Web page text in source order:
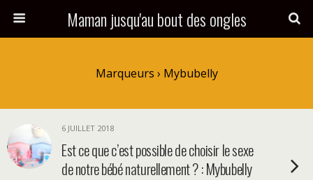
Maman jusqu'au bout des ongles
Marqueurs › Mybubelly
6 JUILLET 2018
Est ce que c’est possible de choisir le sexe
de notre bébé naturellement ? : Mybubelly